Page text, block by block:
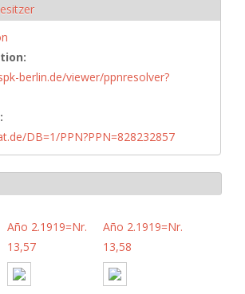
berlin.de/viewer/ppnresolver?
DB=1/PPN?PPN=828232857
Año 2.1919=Nr.
13,57
Año 2.1919=Nr.
13,58